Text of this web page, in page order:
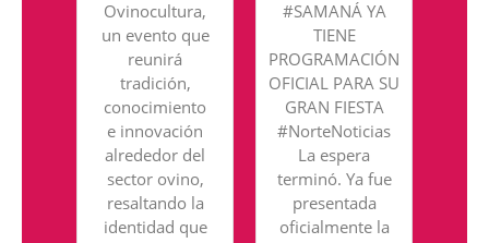
Ovinocultura,
un evento que
reunirá
tradición,
conocimiento
e innovación
alrededor del
sector ovino,
resaltando la
identidad que
#SAMANÁ YA
TIENE
PROGRAMACIÓN
OFICIAL PARA SU
GRAN FIESTA
#NorteNoticias
La espera
terminó. Ya fue
presentada
oficialmente la